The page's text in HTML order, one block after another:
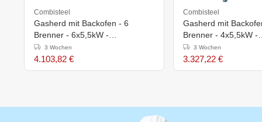
Combisteel
Gasherd mit Backofen - 6
Brenner - 6x5,5kW -
1200x700x(h)900mm
3 Wochen
4.103,82 €
Combisteel
Gasherd mit
Brenner - 4x5,5kW -
800x700x(h)900mm
3 Wochen
3.327,22 €